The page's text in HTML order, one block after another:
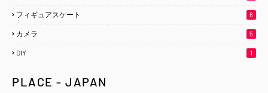
フィギュアスケート 8
カメラ 5
DIY 1
PLACE - JAPAN